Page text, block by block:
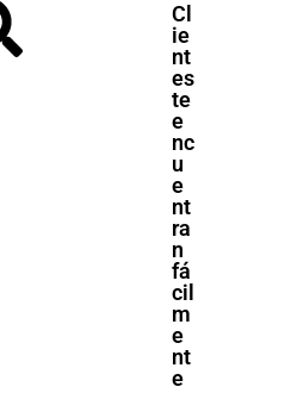
Cl
ie
nt
es
te
e
nc
u
e
nt
ra
n
fá
cil
m
e
nt
e